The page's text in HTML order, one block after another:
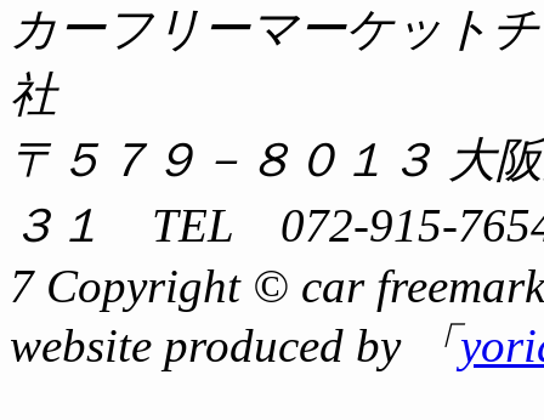
カーフリーマーケット
社
〒５７９－８０１３ 大
３１ TEL 072-915-
7 Copyright © car
website produced by 「